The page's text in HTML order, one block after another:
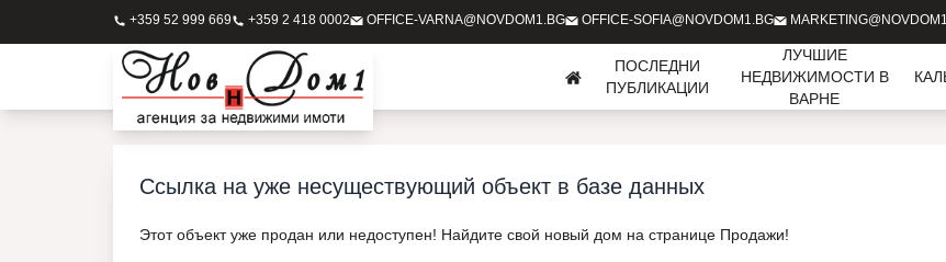
+359 52 999 669 +359 2 418 0002 OFFICE-VARNA@NOVDOM1.BG OFFICE-SOFIA@NOVDOM1.BG
ПОСЛЕДНИ
ПУБЛИКАЦИИ
ЛУЧШИЕ
НЕДВИЖИМОСТИ В
ВАРНЕ
Ссылка на уже несуществующий объект в базе данных
Этот объект уже продан или недоступен! Найдите свой новый дом на странице Продажи!